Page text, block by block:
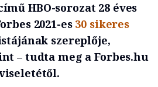
HBO-sorozat 28 éves
2021-es 30 sikeres
szereplője,
– tudta meg a Forbes.hu